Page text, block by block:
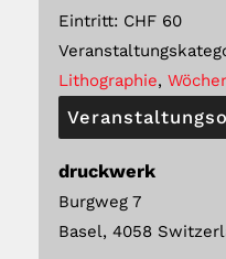
Eintritt: CHF 60
Lithographie,
druckwerk
Burgweg 7
Basel, 4058